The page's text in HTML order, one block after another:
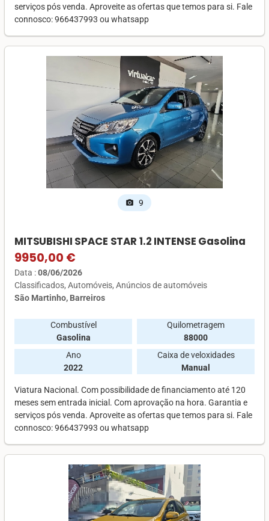
serviços pós venda. Aproveite as ofertas que temos para si. Fale
connosco: 966437993 ou whatsapp
photo_camera 9
MITSUBISHI SPACE STAR 1.2 INTENSE Gasolina
9950,00 €
Data :08/06/2026
Classificados Automóveis Anúncios de automóveis
São Martinho, Barreiros
Combustível
Gasolina
Quilometragem
88000
Ano
2022
Caixa de veloxidades
Manual
Viatura Nacional. Com possibilidade de financiamento até 120
meses sem entrada inicial. Com aprovação na hora. Garantia e
serviços pós venda. Aproveite as ofertas que temos para si. Fale
connosco: 966437993 ou whatsapp